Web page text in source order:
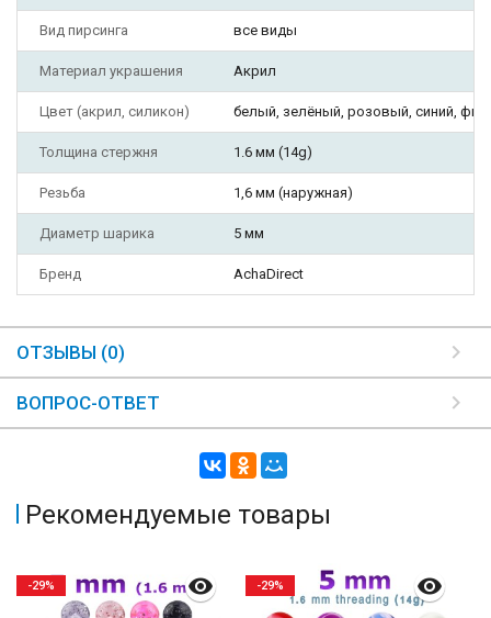
Вид пирсинга все виды
Материал украшения Акрил
Цвет (акрил, силикон) белый, зелёный, розовый, синий,
Толщина стержня 1.6 мм (14g)
Резьба 1,6 мм (наружная)
Диаметр шарика 5 мм
Бренд AchaDirect
ОТЗЫВЫ (0)
ВОПРОС-ОТВЕТ
Рекомендуемые товары
-29% -29%